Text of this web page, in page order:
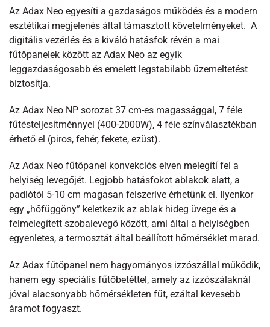
Az Adax Neo egyesíti a gazdaságos működés és a modern
esztétikai megjelenés által támasztott követelményeket. A
digitális vezérlés és a kiváló hatásfok révén a mai
fűtőpanelek között az Adax Neo az egyik
leggazdaságosabb és emelett legstabilabb üzemeltetést
biztosítja.
Az Adax Neo NP sorozat 37 cm-es magassággal, 7 féle
fűtésteljesítménnyel (400-2000W), 4 féle színválasztékban
érhető el (piros, fehér, fekete, ezüst).
Az Adax Neo fűtőpanel konvekciós elven melegítí fel a
helyiség levegőjét. Legjobb hatásfokot ablakok alatt, a
padlótól 5-10 cm magasan felszerlve érhetünk el. Ilyenkor
egy „hőfüggöny” keletkezik az ablak hideg üvege és a
felmelegített szobalevegő között, ami által a helyiségben
egyenletes, a termosztát által beállított hőmérséklet marad.
Az Adax fűtőpanel nem hagyományos izzószállal működik,
hanem egy speciális fűtőbetéttel, amely az izzószálaknál
jóval alacsonyabb hőmérsékleten fűt, ezáltal kevesebb
áramot fogyaszt.